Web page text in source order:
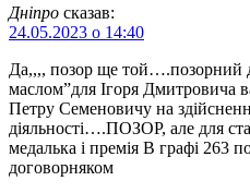
Дніпро сказав:
24.05.2023 о 14:40
Да,,,, позор ще той….позорний
маслом”для Ігоря Дмитровича
Петру Семеновичу на
діяльності….ПОЗОР, але для
медалька і премія В графі 263
договорняком